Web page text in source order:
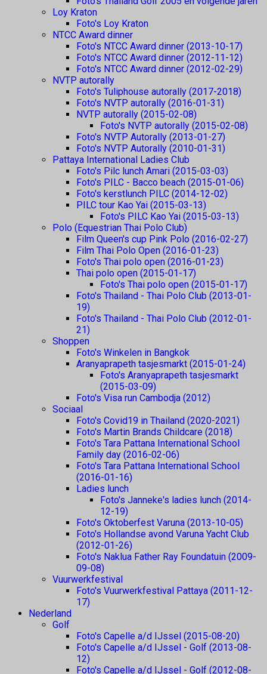
Loy Kraton
Foto's Loy Kraton
NTCC Award dinner
Foto's NTCC Award dinner (2013-10-17)
Foto's NTCC Award dinner (2012-11-12)
Foto's NTCC Award dinner (2012-02-29)
NVTP autorally
Foto's Tuliphouse autorally (2017-2018)
Foto's NVTP autorally (2016-01-31)
NVTP autorally (2015-02-08)
Foto's NVTP autorally (2015-02-08)
Foto's NVTP Autorally (2013-01-27)
Foto's NVTP Autorally (2010-01-31)
Pattaya International Ladies Club
Foto's Pilc lunch Amari (2015-03-03)
Foto's PILC - Bacco beach (2015-01-06)
Foto's kerstlunch PILC (2014-12-02)
PILC tour Kao Yai (2015-03-13)
Foto's PILC Kao Yai (2015-03-13)
Polo (Equestrian Thai Polo Club)
Film Queen's cup Pink Polo (2016-02-27)
Film Thai Polo Open (2016-01-23)
Foto's Thai polo open (2016-01-23)
Thai polo open (2015-01-17)
Foto's Thai polo open (2015-01-17)
Foto's Thailand - Thai Polo Club (2013-01-
19)
Foto's Thailand - Thai Polo Club (2012-01-
21)
Shoppen
Foto's Winkelen in Bangkok
Aranyaprapeth tasjesmarkt (2015-01-24)
Foto's Aranyaprapeth tasjesmarkt
(2015-03-09)
Foto's Visa run Cambodja (2012)
Sociaal
Foto's Covid19 in Thailand (2020-2021)
Foto's Martin Brands Childcare (2018)
Foto's Tara Pattana International School
Family day (2016-02-06)
Foto's Tara Pattana International School
(2016-01-16)
Ladies lunch
Foto's Janneke's ladies lunch (2014-
12-19)
Foto's Oktoberfest Varuna (2013-10-05)
Foto's Hollandse avond Varuna Yacht Club
(2012-01-26)
Foto's Naklua Father Ray Foundatuin (2009-
09-08)
Vuurwerkfestival
Foto's Vuurwerkfestival Pattaya (2011-12-
17)
Nederland
Golf
Foto's Capelle a/d IJssel (2015-08-20)
Foto's Capelle a/d IJssel - Golf (2013-08-
12)
Foto's Capelle a/d IJssel - Golf (2012-08-